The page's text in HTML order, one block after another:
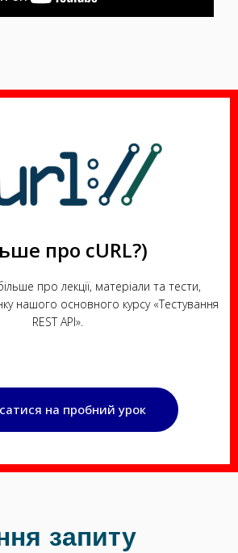
про cURL?)
про лекції, матеріали та тести,
нашого основного курсу «Тестування
REST API».
на пробний урок
запиту